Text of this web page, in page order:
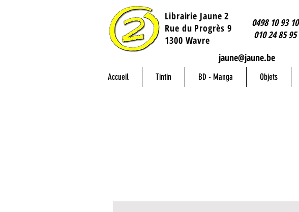
Librairie Jaune 2
​Rue du Progrès 9
1300 Wavre
0498 10 93 10
010 24 85 95
jaune@jaune.be
Accueil Tintin BD - Manga Objets